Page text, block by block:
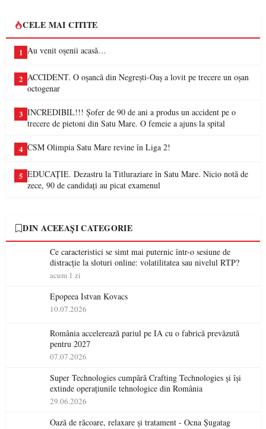
CELE MAI CITITE
1 Au venit oșenii acasă…
2 ACCIDENT. O oșancă din Negrești-Oaș a lovit pe trecere un oșan
octogenar
3 INCREDIBIL!!! Șofer de 90 de ani a produs un accident pe o
trecere de pietoni din Satu Mare. O femeie a ajuns la spital
4 CSM Olimpia Satu Mare revine în Liga 2!
5 EDUCAȚIE. Dezastru la Titluraziare în Satu Mare. Nicio notă de
zece, 90 de candidați au picat examenul
DIN ACEEAȘI CATEGORIE
Ce caracteristici se simt mai puternic într-o sesiune de
distracție la sloturi online: volatilitatea sau nivelul RTP?
acum 1 zi
Epopeea Istvan Kovacs
10.07.2026
România accelerează pariul pe IA cu o fabrică prevăzută
pentru 2027
07.07.2026
Super Technologies cumpără Crafting Technologies și își
extinde operațiunile tehnologice din România
29.06.2026
Oază de răcoare, relaxare și tratament - Ocna Șugatag